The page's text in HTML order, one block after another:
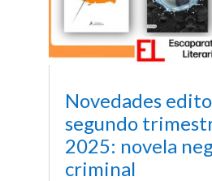
Novedades
segundo
2025: novela
criminal